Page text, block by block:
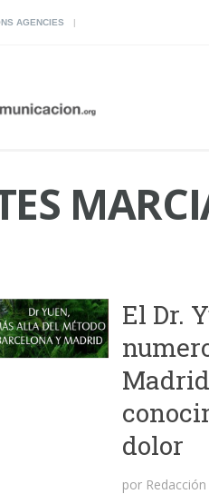
AGENCIES
El Dr.
dolor
por Redacción